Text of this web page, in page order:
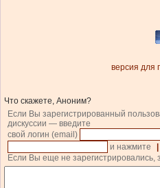
версия для
Что скажете, Аноним?
Если Вы зарегистрированный
дискуссии — введите
свой логин (email)
и нажмите
Если Вы еще не зарегистрировались,